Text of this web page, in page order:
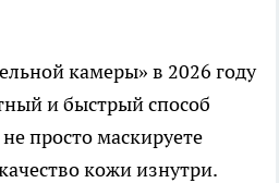
камеры» в 2026 году
и быстрый способ
просто маскируете
кожи изнутри.